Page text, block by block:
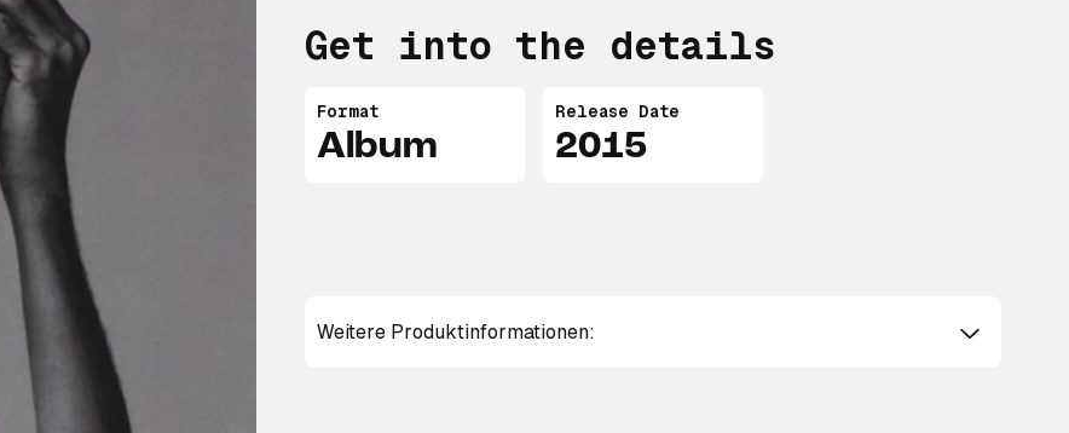
Get into the details
Format
Album
Release Date
2015
Weitere Produktinformationen: